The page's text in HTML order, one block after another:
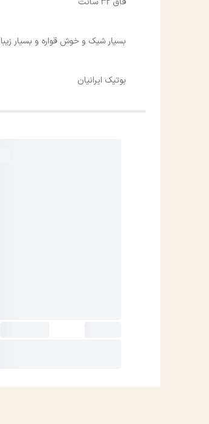
بسیار شیک و خوش قواره و بسیار زیبا
بوتیک ایرانیان